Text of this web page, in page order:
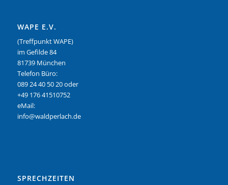
WAPE E.V.
(Treffpunkt WAPE)
im Gefilde 84
81739 München
Telefon Büro:
089 24 40 50 20 oder
+49 176 41510752
eMail:
info@waldperlach.de
SPRECHZEITEN